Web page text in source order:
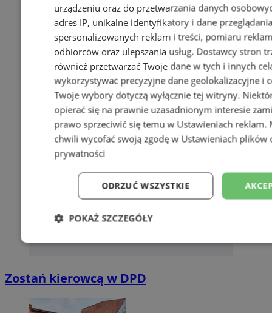
Zostań kierowcą w DPD
urządzeniu oraz do przetwarzania danych
adres IP, unikalne identyfikatory i dane
spersonalizowanych reklam i treści, pomiaru
odbiorców oraz ulepszania usług. Dostawcy stron
również przetwarzać Twoje dane w tych i innych
wykorzystywać precyzyjne dane geolokalizacyjne i
Twoje wybory dotyczą wyłącznie tej witryny.
opierać się na prawnie uzasadnionym interesie
prawo sprzeciwić się temu w Ustawieniach reklam.
chwili wycofać swoją zgodę w Ustawieniach plików
prywatności
ODRZUĆ WSZYSTKIE
POKAŻ SZCZEGÓŁY
Niezbędne Wydajność